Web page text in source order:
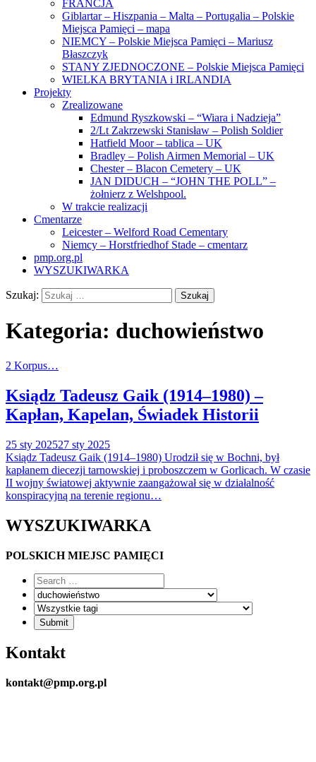
FRANCJA
Giblartar – Hiszpania – Malta – Portugalia – Polskie
Miejsca Pamięci – mapa
NIEMCY – Polskie Miejsca Pamięci – Mariusz
Błaszczyk
STANY ZJEDNOCZONE – Polskie Miejsca Pamięci
WIELKA BRYTANIA i IRLANDIA
Projekty
Zrealizowane
Edmund Ryszkowski – “Wiara i Nadzieja”
2/Lt Zakrzewski Stanisław – Polish Soldier
Hatfield Moor – tablica – UK
Bradley – Polish Airmen Memorial – UK
Chester – Blacon Cemetery – UK
JAN DIDUCH – “JOHN THE POLL” –
żołnierz z Welshpool.
W trakcie realizacji
Cmentarze
Leicester – Welford Road Cementary
Niemcy – Horstfriedhof Stade – cmentarz
pmp.org.pl
WYSZUKIWARKA
Szukaj:
Kategoria: duchowieństwo
2 Korpus…
Ksiądz Tadeusz Gaik (1914–1980) –
Kapłan, Kapelan, Świadek Historii
25 sty 202527 sty 2025
Ksiądz Tadeusz Gaik (1914–1980) Urodził się w Bochni, był
kapłanem diecezji tarnowskiej i proboszczem w Gorlicach. W czasie
II wojny światowej aktywnie zaangażował się w działalność
konspiracyjną na terenie regionu…
WYSZUKIWARKA
POLSKICH MIEJSC PAMIĘCI
Kontakt
kontakt@pmp.org.pl